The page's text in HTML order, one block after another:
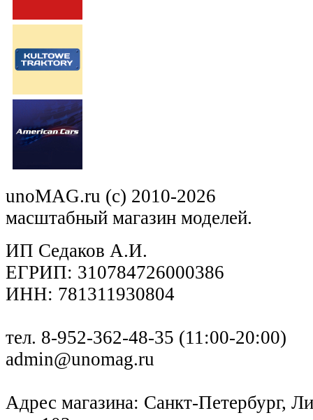
unoMAG.ru (c) 2010-2026
масштабный магазин моделей.
ИП Седаков А.И.
ЕГРИП: 310784726000386
ИНН: 781311930804
тел. 8-952-362-48-35 (11:00-20:00)
admin@unomag.ru
Адрес магазина: Санкт-Петербург,